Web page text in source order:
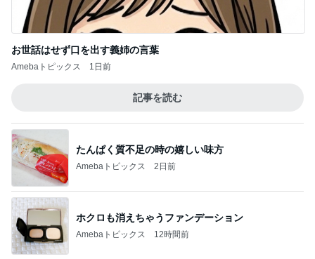
たんぱく質不足の時の嬉しい味方
Amebaトピックス 2日前
Amebaトピックス 12時間前
好きなの選んでいいと言われた結果
Amebaトピックス 2日前
南明奈 飛行機好きの息子が大喜び
Amebaトピックス 14時間前